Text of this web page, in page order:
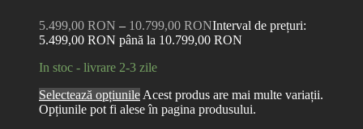
5.499,00 RON – 10.799,00 RONInterval de prețuri:
5.499,00 RON până la 10.799,00 RON
In stoc - livrare 2-3 zile
Selectează opțiunileAcest produs are mai multe variații.
Opțiunile pot fi alese în pagina produsului.